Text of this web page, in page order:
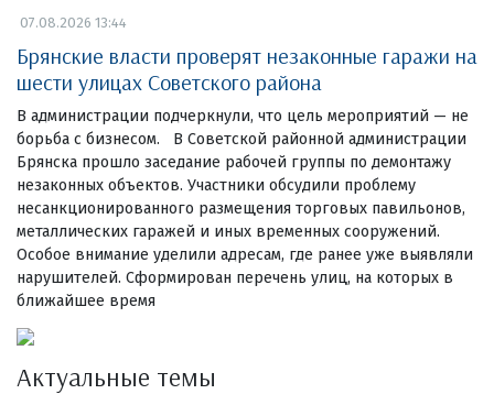
07.08.2026 13:44
Брянские власти проверят незаконные гаражи на
шести улицах Советского района
В администрации подчеркнули, что цель мероприятий — не
борьба с бизнесом. В Советской районной администрации
Брянска прошло заседание рабочей группы по демонтажу
незаконных объектов. Участники обсудили проблему
несанкционированного размещения торговых павильонов,
металлических гаражей и иных временных сооружений.
Особое внимание уделили адресам, где ранее уже выявляли
нарушителей. Сформирован перечень улиц, на которых в
ближайшее время
Актуальные темы